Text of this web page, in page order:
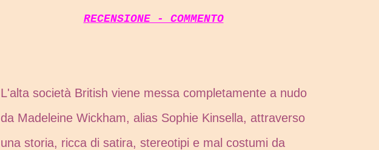
RECENSIONE - COMMENTO
L'alta società British viene messa completamente a nudo
da Madeleine Wickham, alias Sophie Kinsella, attraverso
una storia, ricca di satira, stereotipi e mal costumi da